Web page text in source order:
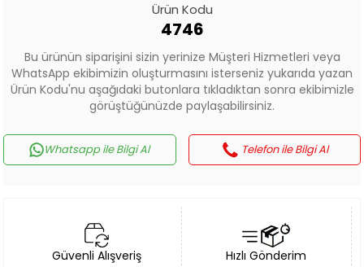
Ürün Kodu
4746
Bu ürünün siparişini sizin yerinize Müşteri Hizmetleri veya
WhatsApp ekibimizin oluşturmasını isterseniz yukarıda yazan
Ürün Kodu'nu aşağıdaki butonlara tıkladıktan sonra ekibimizle
görüştüğünüzde paylaşabilirsiniz.
Whatsapp ile Bilgi Al Telefon ile Bilgi Al
Güvenli Alışveriş Hızlı Gönderim